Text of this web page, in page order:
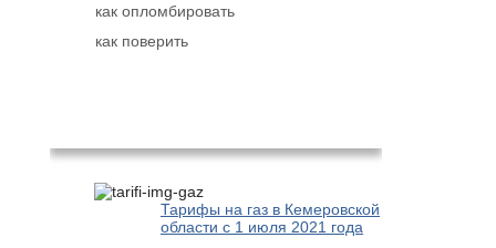
как опломбировать
как поверить
Тарифы на газ в Кемеровской
области с 1 июля 2021 года